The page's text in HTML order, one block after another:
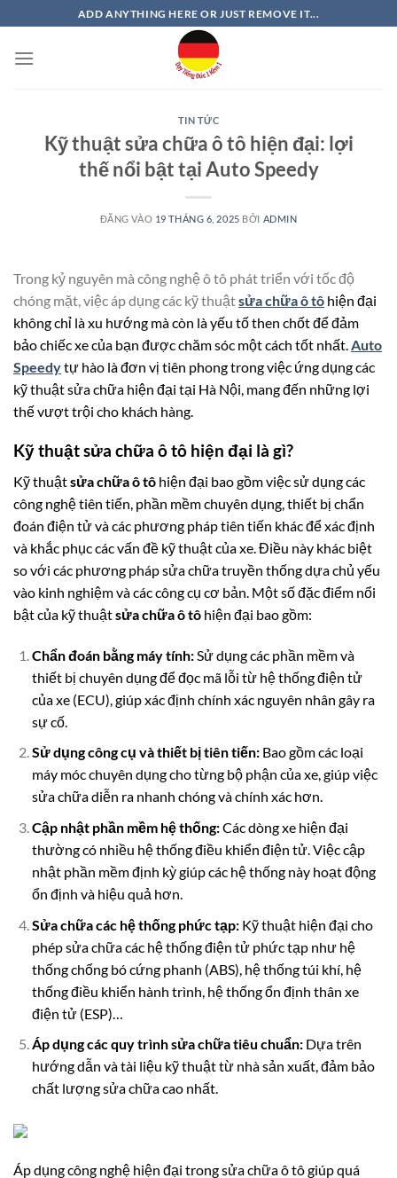
qua
nội
ADD ANYTHING HERE OR JUST REMOVE IT...
TIN TỨC
Kỹ thuật sửa chữa ô tô hiện đại: lợi
thế nổi bật tại Auto Speedy
ĐĂNG VÀO 19 THÁNG 6, 2025 BỞI ADMIN
Trong kỷ nguyên mà công nghệ ô tô phát triển với tốc độ
chóng mặt, việc áp dụng các kỹ thuậtsửa chữa ô tô hiện đại
không chỉ là xu hướng mà còn là yếu tố then chốt để đảm
bảo chiếc xe của bạn được chăm sóc một cách tốt nhất. Auto
Speedytự hào là đơn vị tiên phong trong việc ứng dụng các
kỹ thuật sửa chữa hiện đại tại Hà Nội, mang đến những lợi
thế vượt trội cho khách hàng.
Kỹ thuật sửa chữa ô tô hiện đại là gì?
Kỹ thuậtsửa chữa ô tô hiện đại bao gồm việc sử dụng các
công nghệ tiên tiến, phần mềm chuyên dụng, thiết bị chẩn
đoán điện tử và các phương pháp tiên tiến khác để xác định
và khắc phục các vấn đề kỹ thuật của xe. Điều này khác biệt
so với các phương pháp sửa chữa truyền thống dựa chủ yếu
vào kinh nghiệm và các công cụ cơ bản. Một số đặc điểm nổi
bật của kỹ thuậtsửa chữa ô tô hiện đại bao gồm:
Chẩn đoán bằng máy tính:Sử dụng các phần mềm và
thiết bị chuyên dụng để đọc mã lỗi từ hệ thống điện tử
của xe (ECU), giúp xác định chính xác nguyên nhân gây ra
sự cố.
Sử dụng công cụ và thiết bị tiên tiến:Bao gồm các loại
máy móc chuyên dụng cho từng bộ phận của xe, giúp việc
sửa chữa diễn ra nhanh chóng và chính xác hơn.
Cập nhật phần mềm hệ thống:Các dòng xe hiện đại
thường có nhiều hệ thống điều khiển điện tử. Việc cập
nhật phần mềm định kỳ giúp các hệ thống này hoạt động
ổn định và hiệu quả hơn.
Sửa chữa các hệ thống phức tạp:Kỹ thuật hiện đại cho
phép sửa chữa các hệ thống điện tử phức tạp như hệ
thống chống bó cứng phanh (ABS), hệ thống túi khí, hệ
thống điều khiển hành trình, hệ thống ổn định thân xe
điện tử (ESP)…
Áp dụng các quy trình sửa chữa tiêu chuẩn:Dựa trên
hướng dẫn và tài liệu kỹ thuật từ nhà sản xuất, đảm bảo
chất lượng sửa chữa cao nhất.
Áp dụng công nghệ hiện đại trong sửa chữa ô tô giúp quá